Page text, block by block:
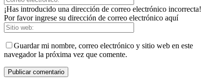
¡Has introducido una dirección de correo electrónico incorrecta!
Por favor ingrese su dirección de correo electrónico aquí
Guardar mi nombre, correo electrónico y sitio web en este
navegador la próxima vez que comente.